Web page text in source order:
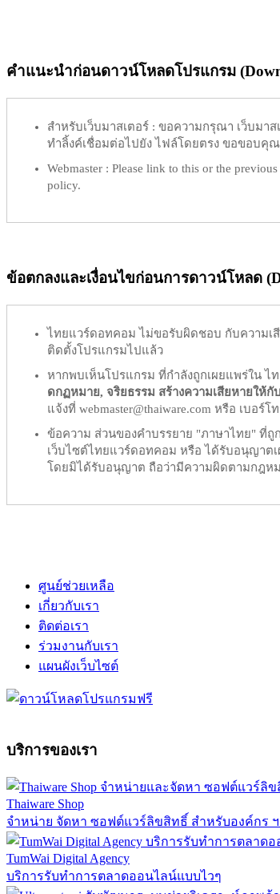
คำแนะนำก่อนดาวน์โหลดโปรแกรม
สำหรับเว็บมาสเตอร์ : ขอความกรุณา เว็บมา
ทำลิ้งค์เชื่อมต่อไปยัง ไฟล์โดยตรง ขอขอบคุ
Webmaster : Please link to this or the
policy.
ข้อตกลงและเงื่อนไขก่อนการดาวน์โหลด
ไทยแวร์ดอทคอม ไม่ขอรับผิดชอบ กับความเ
ติดตั้งโปรแกรมไปแล้ว
หากพบเห็นโปรแกรม ที่กำลังถูกเผยแพร่ใน ไ
ดกฏหมาย, จริยธรรม สร้างความเสียหายให้
แจ้งที่ webmaster@thaiware.com หรือ เบอร์โ
ข้อความ ส่วนของคำบรรยาย "ภาษาไทย" ที่
เว็บไซต์ไทยแวร์ดอทคอม หรือ ได้รับอนุญาต
โดยมิได้รับอนุญาต ถือว่ามีความผิดตามกฎห
ศูนย์ช่วยเหลือ
เกี่ยวกับเรา
ติดต่อเรา
ร่วมงานกับเรา
แผนผังเว็บไซต์
บริการของเรา
Thaiware Shop
จำหน่าย จัดหา ซอฟต์แวร์ลิขสิทธิ์ สำหรับองค์กร
TumWai Digital Agency
บริการรับทำการตลาดออนไลน์แบบไวๆ